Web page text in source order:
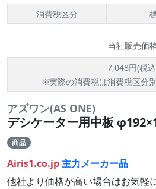
消費税区分
当社販売価
7,048円(税
※実際の消費税は消費税区分
アズワン(AS ONE)
デシケーター用中板
商品
Airis1.co.jp主力メーカー品
他社より価格が高い場合はお気軽